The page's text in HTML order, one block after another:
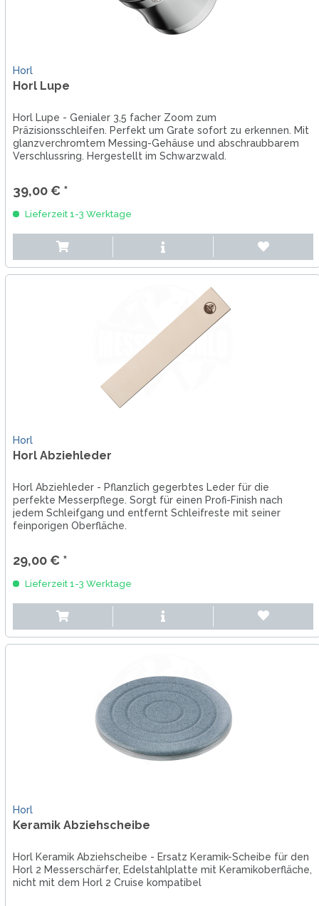
Horl
Horl Lupe
Horl Lupe - Genialer 3,5 facher Zoom zum
Präzisionsschleifen. Perfekt um Grate sofort zu erkennen. Mit
glanzverchromtem Messing-Gehäuse und abschraubbarem
Verschlussring. Hergestellt im Schwarzwald.
39,00 € *
Lieferzeit 1-3 Werktage
Horl
Horl Abziehleder
Horl Abziehleder - Pflanzlich gegerbtes Leder für die
perfekte Messerpflege. Sorgt für einen Profi-Finish nach
jedem Schleifgang und entfernt Schleifreste mit seiner
feinporigen Oberfläche.
29,00 € *
Lieferzeit 1-3 Werktage
Horl
Keramik Abziehscheibe
Horl Keramik Abziehscheibe - Ersatz Keramik-Scheibe für den
Horl 2 Messerschärfer, Edelstahlplatte mit Keramikoberfläche,
nicht mit dem Horl 2 Cruise kompatibel